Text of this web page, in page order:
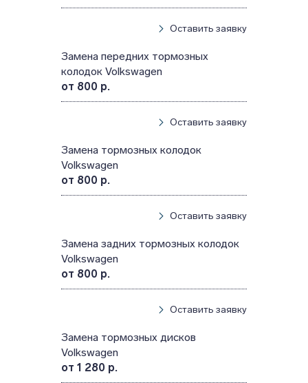
Оставить заявку
Замена передних тормозных
колодок Volkswagen
от 800 р.
Оставить заявку
Замена тормозных колодок
Volkswagen
от 800 р.
Оставить заявку
Замена задних тормозных колодок
Volkswagen
от 800 р.
Оставить заявку
Замена тормозных дисков
Volkswagen
от 1 280 р.